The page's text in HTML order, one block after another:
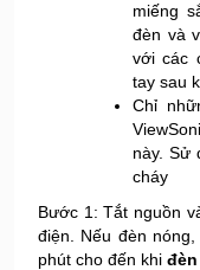
miếng
đèn và
với các
tay sau
Chỉ
này. Sử
cháy
Bước 1: Tắt nguồn
điện. Nếu đèn
phút cho đến khi đèn